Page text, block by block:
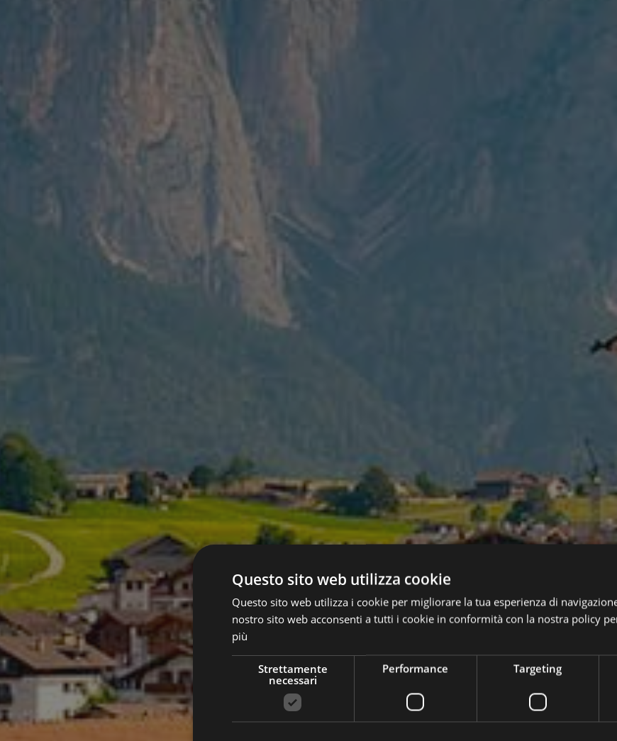
Questo sito web utilizza cookie
Questo sito web utilizza i cookie per migliorare la tua esperienza di
nostro sito web acconsenti a tutti i cookie in conformità con la nostra policy
più
Strettamente
necessari
Performance Targeting